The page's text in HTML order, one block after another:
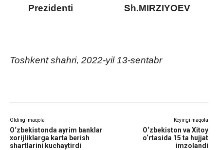
Prezidenti Sh.MIRZIYOEV
Toshkent shahri, 2022-yil 13-sentabr
Oldingi maqola
O‘zbekistonda ayrim banklar
xorijliklarga karta berish
shartlarini kuchaytirdi
Keyingi maqola
O‘zbekiston va Xitoy
o‘rtasida 15 ta hujjat
imzolandi